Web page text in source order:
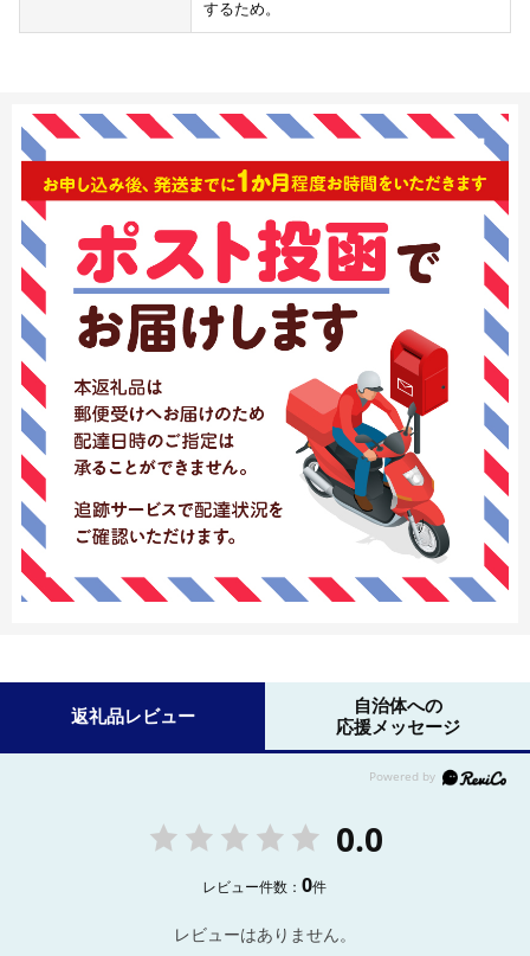
するため。
返礼品レビュー
自治体への
応援メッセージ
0.0
レビュー件数：0件
レビューはありません。